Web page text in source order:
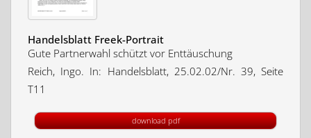
Handelsblatt Freek-Portrait
Gute Partnerwahl schützt vor Enttäuschung
Reich, Ingo. In: Handelsblatt, 25.02.02/Nr. 39, Seite
T11
download pdf